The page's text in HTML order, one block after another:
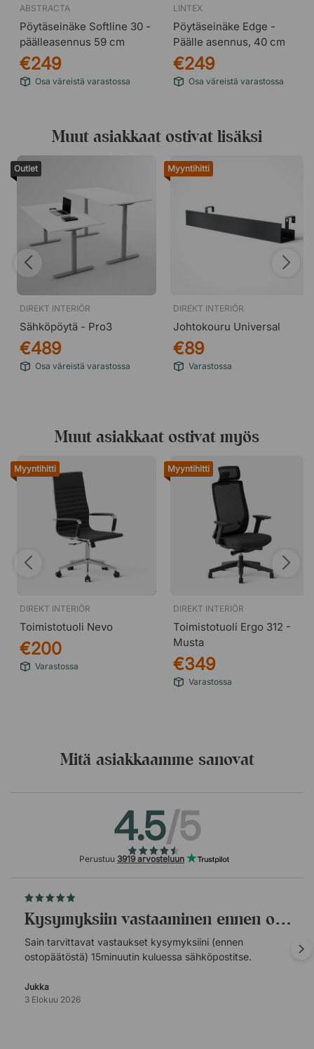
ABSTRACTA
Pöytäseinäke Softline 30 -
päälleasennus 59 cm
€249
Osa väreistä varastossa
LINTEX
Pöytäseinäke Edge -
Päälle asennus, 40 cm
€249
Osa väreistä varastossa
Muut asiakkaat ostivat lisäksi
Outlet
DIREKT INTERIÖR
Sähköpöytä - Pro3
€489
Osa väreistä varastossa
Myyntihitti
DIREKT INTERIÖR
Johtokouru Universal
€89
Varastossa
Muut asiakkaat ostivat myös
Myyntihitti
DIREKT INTERIÖR
Toimistotuoli Nevo
€200
Varastossa
Myyntihitti
DIREKT INTERIÖR
Toimistotuoli Ergo 312 -
Musta
€349
Varastossa
Mitä asiakkaamme sanovat
4.5/5
Perustuu 3919 arvosteluun
Kysymyksiin vastaaminen ennen ostopäätöstä.
Sain tarvittavat vastaukset kysymyksiini (ennen
ostopäätöstä) 15minuutin kuluessa sähköpostitse.
Jukka
3 Elokuu 2026